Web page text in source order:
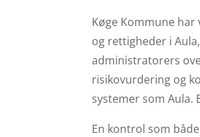
Køge Kommune
og rettigheder i
administratorers
risikovurdering og
systemer som Aula.
En kontrol som